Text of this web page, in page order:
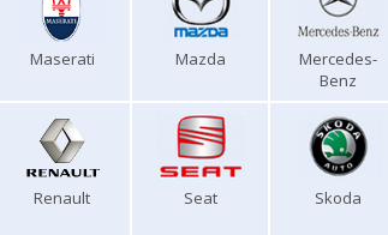
Maserati Mazda
Mercedes-
Benz
Renault Seat Skoda